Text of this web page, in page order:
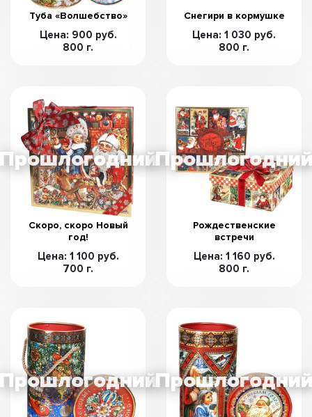
Туба «Волшебство»
Цена: 900 руб.
800 г.
Снегири в кормушке
Цена: 1 030 руб.
800 г.
Скоро, скоро Новый
год!
Цена: 1 100 руб.
700 г.
Рождественские
встречи
Цена: 1 160 руб.
800 г.